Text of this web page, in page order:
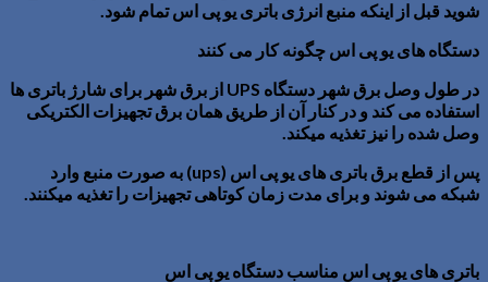
شوید قبل از اینکه منبع انرژی باتری یو پی اس تمام شود.
دستگاه های یو پی اس چگونه کار می کنند
در طول وصل برق شهر دستگاه UPS از برق شهر برای شارژ باتری ها
استفاده می کند و در کنار آن از طریق همان برق تجهیزات الکتریکی
وصل شده را نیز تغذیه میکند.
پس از قطع برق باتری های یو پی اس (ups) به صورت منبع وارد
شبکه می شوند و برای مدت زمان کوتاهی تجهیزات را تغذیه میکنند.
باتری های یو پی اس مناسب دستگاه یو پی اس